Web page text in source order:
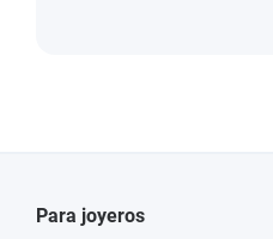
Para joyeros